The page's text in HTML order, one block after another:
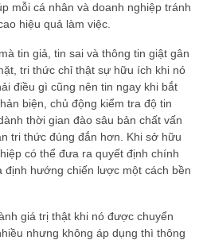
mỗi cá nhân và doanh nghiệp tránh
hiệu quả làm việc.
tin giả, tin sai và thông tin giật gân
tri thức chỉ thật sự hữu ích khi nó
điều gì cũng nên tin ngay khi bắt
biện, chủ động kiểm tra độ tin
thời gian đào sâu bản chất vấn
tri thức đúng đắn hơn. Khi sở hữu
có thể đưa ra quyết định chính
định hướng chiến lược một cách bền
giá trị thật khi nó được chuyển
nhưng không áp dụng thì thông